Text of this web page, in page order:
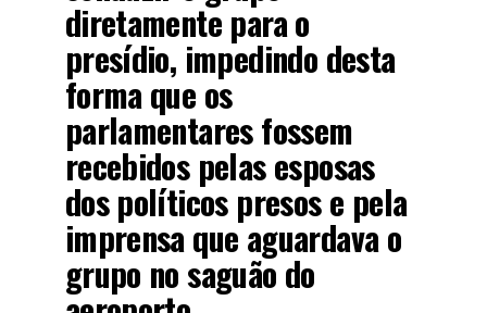
diretamente para o
presídio, impedindo desta
forma que os
parlamentares fossem
recebidos pelas esposas
dos políticos presos e pela
imprensa que aguardava o
grupo no saguão do